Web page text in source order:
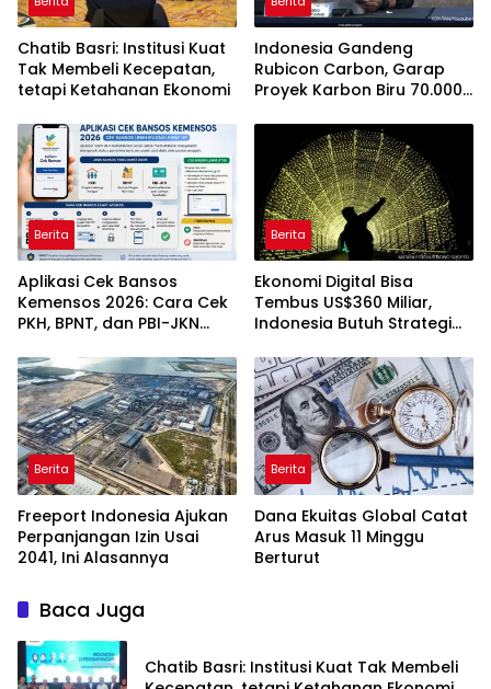
Chatib Basri: Institusi Kuat
Tak Membeli Kecepatan,
tetapi Ketahanan Ekonomi
Indonesia Gandeng
Rubicon Carbon, Garap
Proyek Karbon Biru 70.000
Berita
Aplikasi Cek Bansos
Kemensos 2026: Cara Cek
PKH, BPNT, dan PBI-JKN
Berita
Ekonomi Digital Bisa
Tembus US$360 Miliar,
Indonesia Butuh Strategi
Berita
Freeport Indonesia Ajukan
Perpanjangan Izin Usai
2041, Ini Alasannya
Berita
Dana Ekuitas Global Catat
Arus Masuk 11 Minggu
Berturut
Baca Juga
Chatib Basri: Institusi Kuat Tak Membeli